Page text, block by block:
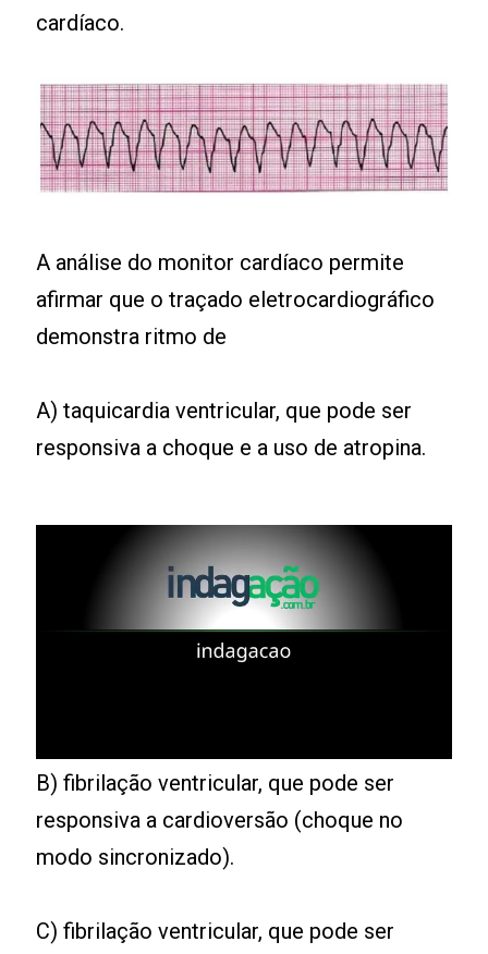
cardíaco.
A análise do monitor cardíaco permite
afirmar que o traçado eletrocardiográfico
demonstra ritmo de
A) taquicardia ventricular, que pode ser
responsiva a choque e a uso de atropina.
B) fibrilação ventricular, que pode ser
responsiva a cardioversão (choque no
modo sincronizado).
C) fibrilação ventricular, que pode ser